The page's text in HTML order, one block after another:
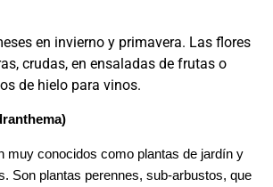
en invierno y primavera. Las flores
crudas, en ensaladas de frutas o
de hielo para vinos.
muy conocidos como plantas de jardín y
Son plantas perennes, sub-arbustos, que